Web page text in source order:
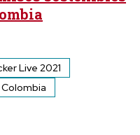
Live 2021